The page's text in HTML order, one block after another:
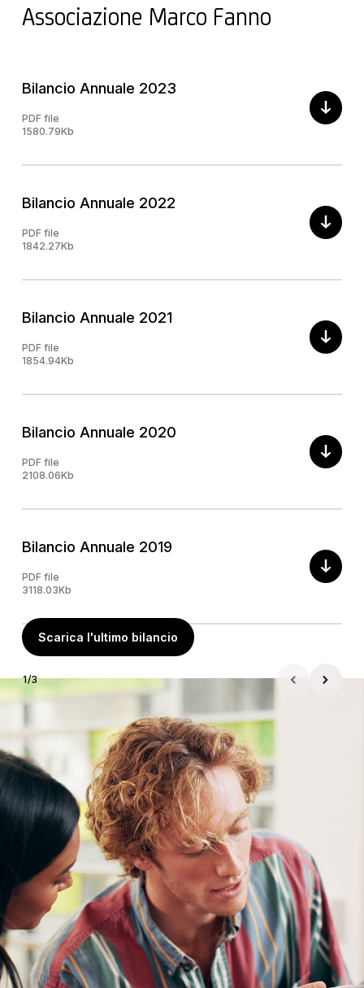
Associazione Marco Fanno
Bilancio Annuale 2023
PDF file
1580.79Kb
Bilancio Annuale 2022
PDF file
1842.27Kb
Bilancio Annuale 2021
PDF file
1854.94Kb
Bilancio Annuale 2020
PDF file
2108.06Kb
Bilancio Annuale 2019
PDF file
3118.03Kb
1/3
Scarica l'ultimo bilancio